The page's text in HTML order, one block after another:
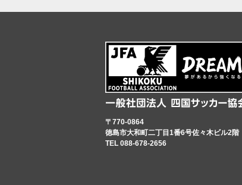
〒770-0864
徳島市大和町二丁目1番6号佐々木ビル2階
TEL 088-678-2656